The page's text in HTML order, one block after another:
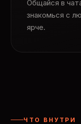
Общайся в
знакомься с
ярче.
ЧТО ВНУТРИ